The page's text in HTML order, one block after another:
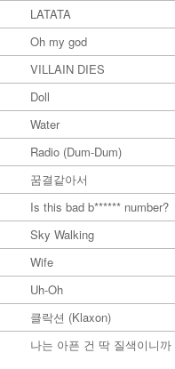
LATATA
Oh my god
VILLAIN DIES
Doll
Water
Radio (Dum-Dum)
꿈결같아서
Is this bad b****** number?
Sky Walking
Wife
Uh-Oh
클락션 (Klaxon)
나는 아픈 건 딱 질색이니까